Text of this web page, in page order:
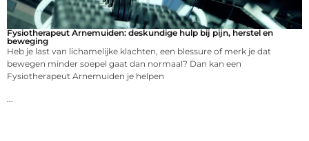
Fysiotherapeut Arnemuiden: deskundige hulp bij pijn, herstel en
beweging
Heb je last van lichamelijke klachten, een blessure of merk je dat
bewegen minder soepel gaat dan normaal? Dan kan een
Fysiotherapeut Arnemuiden je helpen